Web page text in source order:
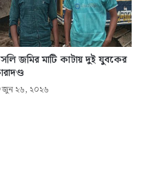
জমির মাটি কাটায় দুই যুবকের
জুন ২৬, ২০২৬